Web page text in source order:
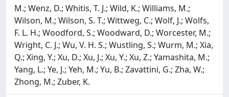
M.; Wenz, D.; Whitis, T. J.; Wild, K.; Williams, M.;
Wilson, M.; Wilson, S. T.; Wittweg, C.; Wolf, J.; Wolfs,
F. L. H.; Woodford, S.; Woodward, D.; Worcester, M.;
Wright, C. J.; Wu, V. H. S.; Wustling, S.; Wurm, M.; Xia,
Q.; Xing, Y.; Xu, D.; Xu, J.; Xu, Y.; Xu, Z.; Yamashita, M.;
Yang, L.; Ye, J.; Yeh, M.; Yu, B.; Zavattini, G.; Zha, W.;
Zhong, M.; Zuber, K.